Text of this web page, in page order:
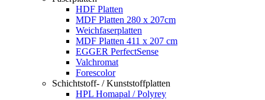
HDF Platten
MDF Platten 280 x 207cm
Weichfaserplatten
MDF Platten 411 x 207 cm
EGGER PerfectSense
Valchromat
Forescolor
Schichtstoff- / Kunststoffplatten
HPL Homapal / Polyrey